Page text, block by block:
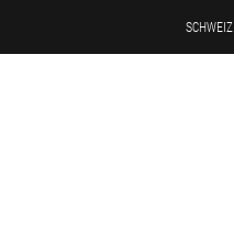
SCHWEIZ